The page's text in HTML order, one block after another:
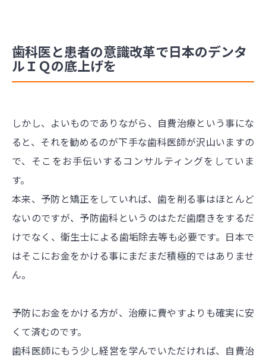
歯科医と患者の意識改革で日本のデンタ
ルＩＱの底上げを
しかし、よいものでありながら、自費治療という事にな
ると、それを勧めるのが下手な歯科医師が沢山いますの
で、そこをお手伝いするコンサルティングをしていま
す。
本来、予防と矯正をしていれば、歯を削る事はほとんど
ないのですが、予防歯科というのはただ歯磨きをするだ
けでなく、衛生士による歯垢除去等も必要です。日本で
はそこにお金をかける事にまだまだ積極的ではありませ
ん。
予防にお金をかける方が、治療に費やすよりも確実に安
くて済むのです。
歯科医師にもう少し経営を学んでいただければ、自費治